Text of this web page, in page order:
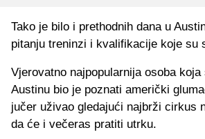
Tako je bilo i prethodnih dana u
pitanju treninzi i kvalifikacije koje su
Vjerovatno najpopularnija osoba
Austinu bio je poznati američki
jučer uživao gledajući najbrži cirkus
da će i večeras pratiti utrku.